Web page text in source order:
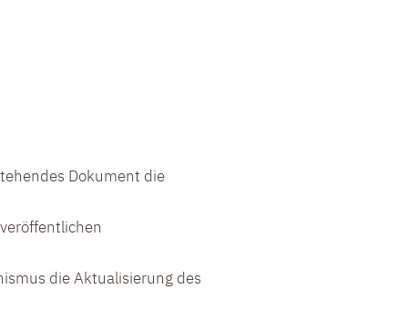
Dokument die
die Aktualisierung des